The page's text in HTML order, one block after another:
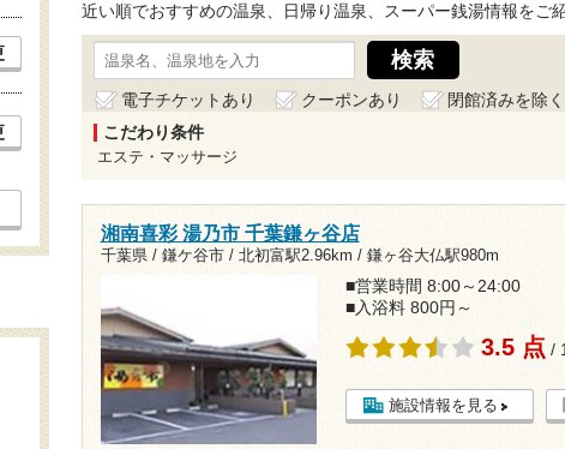
近い順でおすすめの温泉、日帰り温泉、スーパー銭湯情報をご紹
電子チケットあり クーポンあり
閉館済みを除く
こだわり条件
エステ・マッサージ
湘南喜彩 湯乃市 千葉鎌ヶ谷店
千葉県 / 鎌ケ谷市 / 北初富駅2.96km / 鎌ヶ谷大仏駅980m
■営業時間 8:00～24:00
■入浴料 800円～
3.5 点 /
施設情報を見る